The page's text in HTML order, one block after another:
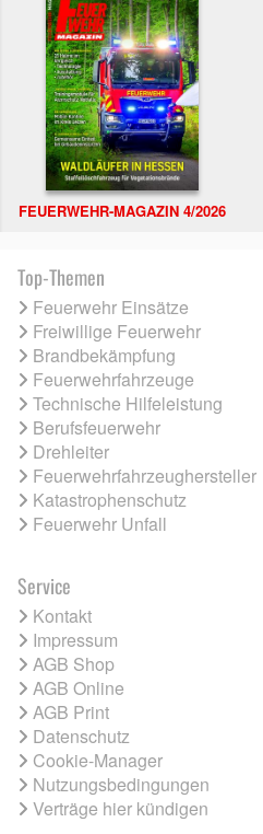
FEUERWEHR-MAGAZIN 4/2026
Top-Themen
Feuerwehr Einsätze
Freiwillige Feuerwehr
Brandbekämpfung
Feuerwehrfahrzeuge
Technische Hilfeleistung
Berufsfeuerwehr
Drehleiter
Feuerwehrfahrzeughersteller
Katastrophenschutz
Feuerwehr Unfall
Service
Kontakt
Impressum
AGB Shop
AGB Online
AGB Print
Datenschutz
Cookie-Manager
Nutzungsbedingungen
Verträge hier kündigen